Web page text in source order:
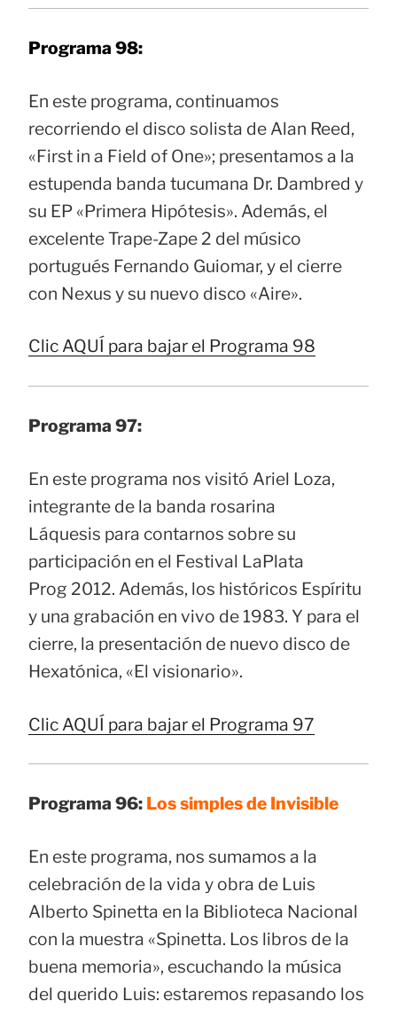
Programa 98:
En este programa, continuamos
recorriendo el disco solista de Alan Reed,
«First in a Field of One»; presentamos a la
estupenda banda tucumana Dr. Dambred y
su EP «Primera Hipótesis». Además, el
excelente Trape-Zape 2 del músico
portugués Fernando Guiomar, y el cierre
con Nexus y su nuevo disco «Aire».
Clic AQUÍ para bajar el Programa 98
Programa 97:
En este programa nos visitó Ariel Loza,
integrante de la banda rosarina
Láquesis para contarnos sobre su
participación en el Festival LaPlata
Prog 2012. Además, los históricos Espíritu
y una grabación en vivo de 1983. Y para el
cierre, la presentación de nuevo disco de
Hexatónica, «El visionario».
Clic AQUÍ para bajar el Programa 97
Programa 96: Los simples de Invisible
En este programa, nos sumamos a la
celebración de la vida y obra de Luis
Alberto Spinetta en la Biblioteca Nacional
con la muestra «Spinetta. Los libros de la
buena memoria», escuchando la música
del querido Luis: estaremos repasando los